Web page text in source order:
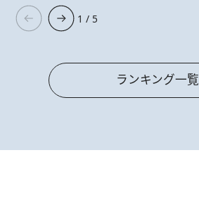
1 / 5
ランキング一覧